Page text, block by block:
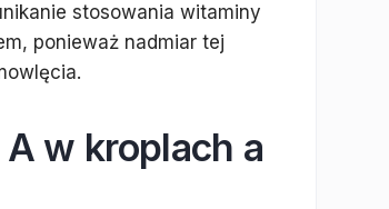
stosowania witaminy
ponieważ nadmiar tej
w kroplach a